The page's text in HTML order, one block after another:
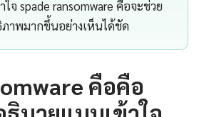
ใจ spade ransomware คือจะช่วย
าพมากขึ้นอย่างเห็นได้ชัด
คือคือ